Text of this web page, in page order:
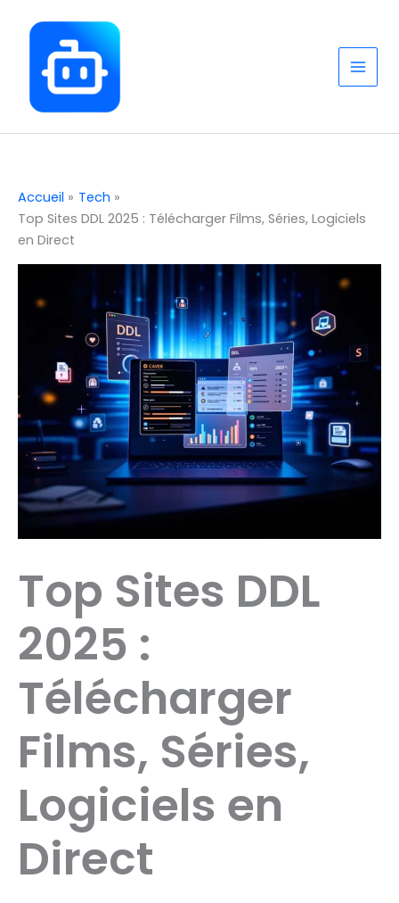
contenu
Accueil
Tech
Top Sites DDL 2025 : Télécharger Films, Séries, Logiciels
en Direct
Top Sites DDL
2025 :
Télécharger
Films, Séries,
Logiciels en
Direct